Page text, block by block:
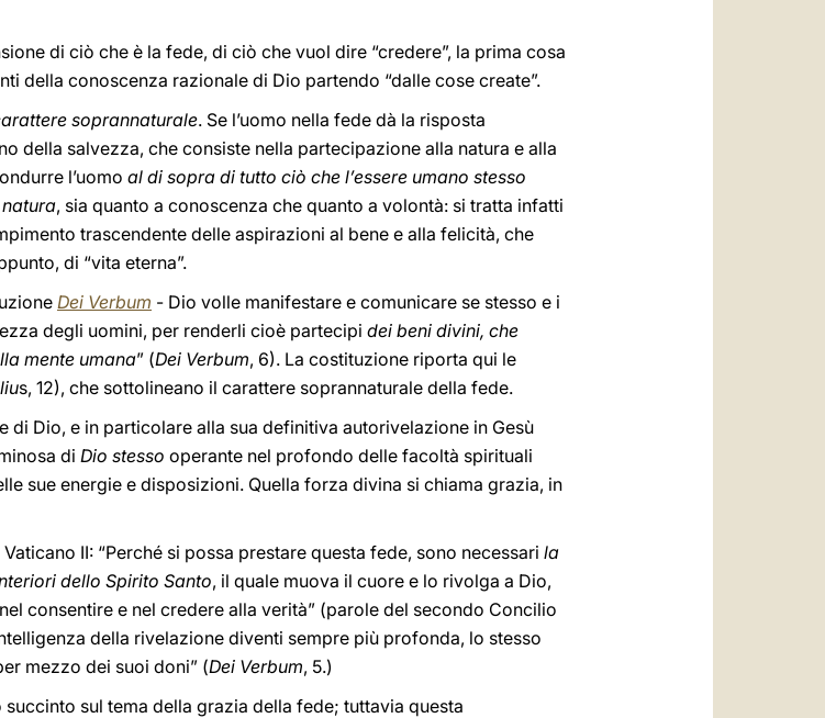
di ciò che è la fede, di ciò che vuol dire “credere”, la prima cosa
della conoscenza razionale di Dio partendo “dalle cose create”.
soprannaturale. Se l’uomo nella fede dà la risposta
della salvezza, che consiste nella partecipazione alla natura e alla
l’uomo al di sopra di tutto ciò che l’essere umano stesso
, sia quanto a conoscenza che quanto a volontà: si tratta infatti
trascendente delle aspirazioni al bene e alla felicità, che
di “vita eterna”.
Dei Verbum - Dio volle manifestare e comunicare se stesso e i
degli uomini, per renderli cioè partecipi dei beni divini, che
mente umana” (Dei Verbum, 6). La costituzione riporta qui le
s, 12), che sottolineano il carattere soprannaturale della fede.
di Dio, e in particolare alla sua definitiva autorivelazione in Gesù
di Dio stesso operante nel profondo delle facoltà spirituali
sue energie e disposizioni. Quella forza divina si chiama grazia, in
II: “Perché si possa prestare questa fede, sono necessari la
dello Spirito Santo, il quale muova il cuore e lo rivolga a Dio,
consentire e nel credere alla verità” (parole del secondo Concilio
della rivelazione diventi sempre più profonda, lo stesso
mezzo dei suoi doni” (Dei Verbum, 5.)
sul tema della grazia della fede; tuttavia questa